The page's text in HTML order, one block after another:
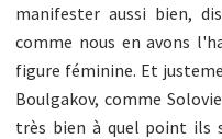
manifester aussi bien,
comme nous en avons
figure féminine. Et
Boulgakov, comme
très bien à quel point ils